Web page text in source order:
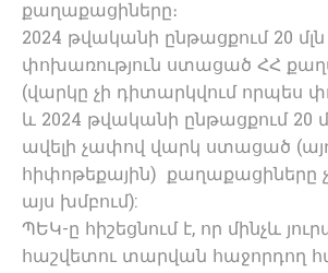
քաղաքացիները։
2024 թվականի ընթացքում 20
փոխառություն ստացած ՀՀ
(վարկը չի դիտարկվում որպես
և 2024 թվականի ընթացքում 20
ավելի չափով վարկ ստացած
հիփոթեքային) քաղաքացիները
այս խմբում):
ՊԵԿ-ը հիշեցնում է, որ մինչև
հաշվետու տարվան հաջորդող